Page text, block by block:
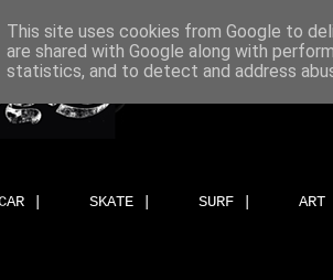
| SKATE | SURF |
This site uses cookies from Google to
are shared with Google along with
statistics, and to detect and address